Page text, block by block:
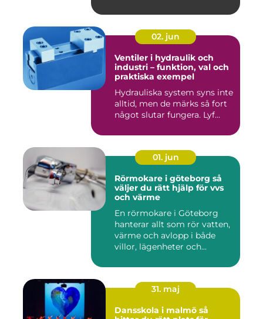
02. jun
Ventiler i hydraulik och
industri – funktion, val och
praktiska exempel
Hydrauliska system syns inte
alltid, men de märks så fort
något slutar fungera. Lyf...
01. jun
Rörmokare i göteborg så
väljer du rätt hjälp för vvs
och värme
En rörmokare i Göteborg
hanterar allt som rör vatten,
värme och avlopp i både
villor, lägenheter och...
31. maj
Dansskola i malmö så